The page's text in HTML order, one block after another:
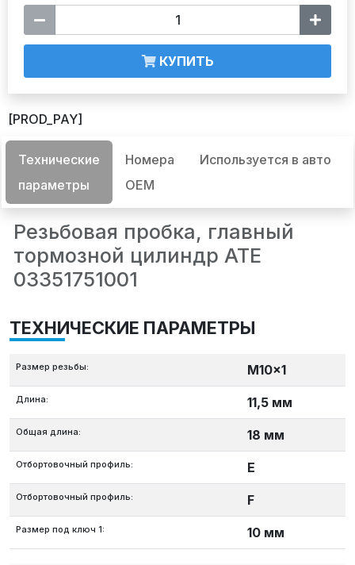
КУПИТЬ
[PROD_PAY]
Технические
параметры
Номера
OEM
Используется в авто
Резьбовая пробка, главный
тормозной цилиндр ATE
03351751001
ТЕХНИЧЕСКИЕ ПАРАМЕТРЫ
Размер резьбы: M10x1
Длина: 11,5 мм
Общая длина: 18 мм
Отбортовочный профиль: E
Отбортовочный профиль: F
Размер под ключ 1: 10 мм